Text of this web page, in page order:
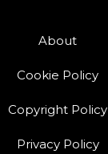
About
Cookie Policy
Copyright Policy
Privacy Policy